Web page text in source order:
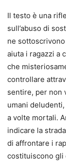
Il testo è una
sull’abuso di
ne
aiuta i ragazzi a
che
controllare
sentire, per non
umani
a volte mortali.
indicare la
di affrontare i
costituiscono gli